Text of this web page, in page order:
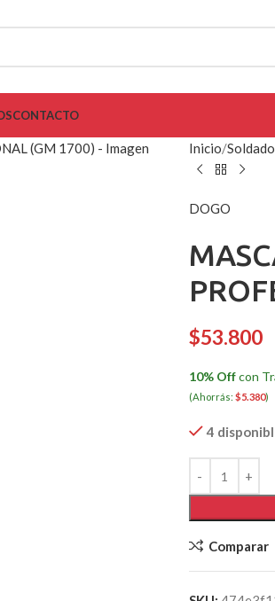
CONTACTO
Inicio
DOGO
$53.800
10% Offcon
(Ahorrás: $5.380)
4
Comparar